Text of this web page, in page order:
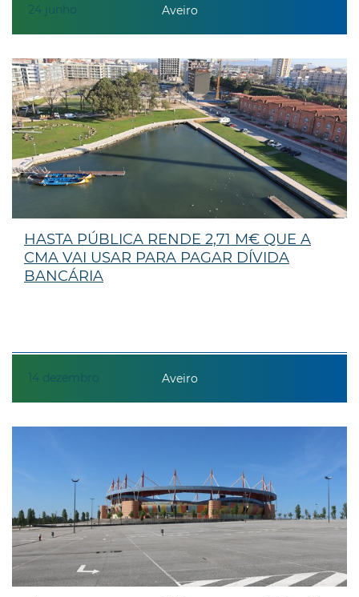
24 junho Aveiro
14 dezembro
HASTA PÚBLICA RENDE 2,71 M€ QUE A
CMA VAI USAR PARA PAGAR DÍVIDA
BANCÁRIA
Aveiro